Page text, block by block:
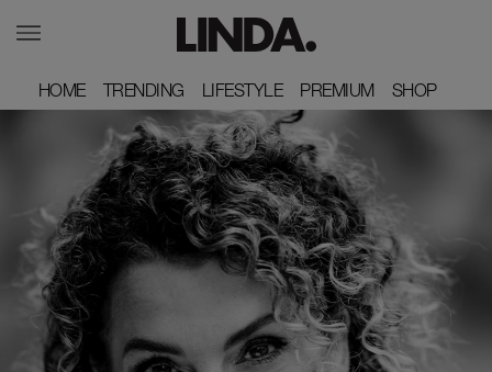
HOME
HOME TRENDING
TRENDING LIFESTYLE
LIFESTYLE PREMIUM
PREMIUM SHOP
SHOP